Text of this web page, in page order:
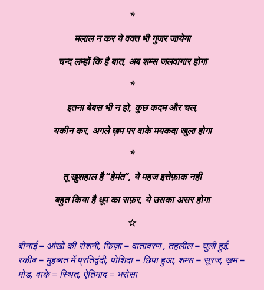
*
मलाल न कर ये वक्त भी गुजर जायेगा
चन्द लम्हों कि है बात, अब शम्स जलवागार होगा
*
इतना बेबस भी न हो, कुछ कदम और चल,
यकीन कर, अगले ख़म पर वाके मयकदा खुला होगा
*
तू खुशहाल है “हेमंत”, ये महज इत्तेफ़ाक नही
बहुत किया है धूप का सफ़र, ये उसका असर होगा
☆
बीनाई = आंखों की रोशनी, फिज़ा = वातावरण , तहलील = घुली हुई,
रकीब = मुहब्बत में प्रतिद्वंदी, पोशिदा = छिपा हुआ, शम्स = सूरज, ख़म =
मोड, वाके = स्थित, ऐतिमाद = भरोसा